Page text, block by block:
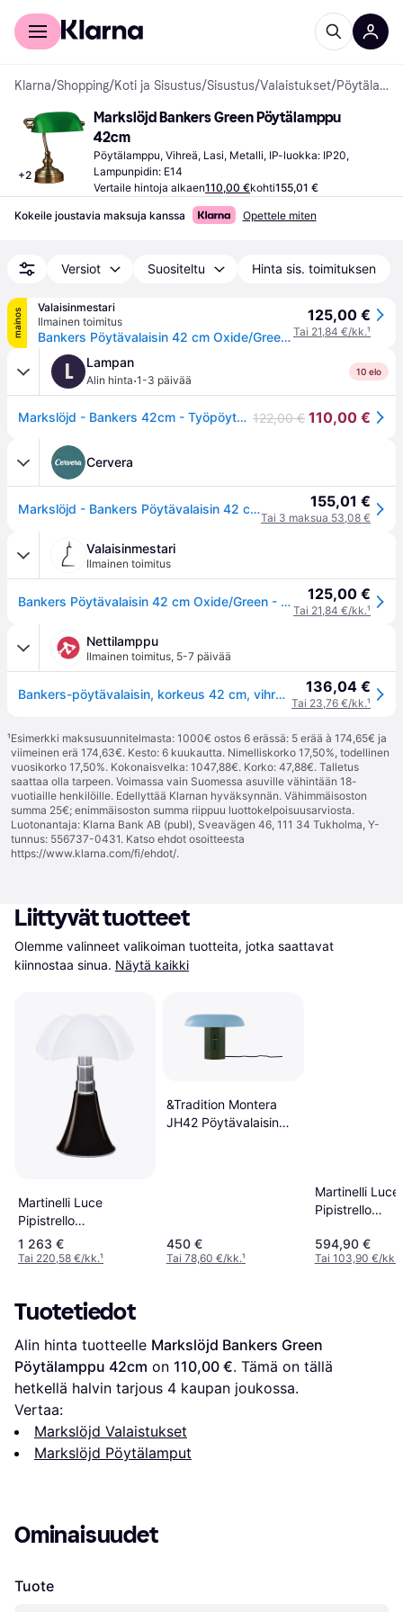
Kuluttajille
Klarna/Shopping/Koti ja Sisustus/Sisustus/Valaistukset/ Pöytälamput
+2
Markslöjd Bankers Green Pöytälamppu
42cm
Pöytälamppu, Vihreä, Lasi, Metalli, IP-luokka: IP20,
Lampunpidin: E14
Vertaile hintoja alkaen110,00 €kohti155,01 €
Kokeile joustavia maksuja kanssa Opettele miten
Versiot Suositeltu Hinta sis. toimituksen
mainos
Valaisinmestari
Ilmainen toimitus
Bankers Pöytävalaisin 42 cm Oxide/Green - Markslöjd - Olohuone - Antiikki - Metalli - Yksilamppuinen
125,00 €
Tai 21,84 €/kk.¹
L Lampan
Alin hinta·1-3 päivää
10 elo
Markslöjd - Bankers 42cm - Työpöytävalaisin 122,00 € 110,00 €
Cervera
Markslöjd - Bankers Pöytävalaisin 42 cm Vihreä 155,01 €
Tai 3 maksua 53,08 €
Valaisinmestari
Ilmainen toimitus
Bankers Pöytävalaisin 42 cm Oxide/Green - Markslöjd - Olohuone - Antiikki - Metalli - Yksilamppuinen 125,00 €
Tai 21,84 €/kk.¹
Nettilamppu
Ilmainen toimitus, 5-7 päivää
Bankers-pöytävalaisin, korkeus 42 cm, vihreä - antiikkimessinki, vihreä 136,04 €
Tai 23,76 €/kk.¹
¹Esimerkki maksusuunnitelmasta: 1000€ ostos 6 erässä: 5 erää à 174,65€ ja
viimeinen erä 174,63€. Kesto: 6 kuukautta. Nimelliskorko 17,50%, todellinen
vuosikorko 17,50%. Kokonaisvelka: 1047,88€. Korko: 47,88€. Talletus
saattaa olla tarpeen. Voimassa vain Suomessa asuville vähintään 18-
vuotiaille henkilöille. Edellyttää Klarnan hyväksynnän. Vähimmäisoston
summa 25€; enimmäisoston summa riippuu luottokelpoisuusarviosta.
Luotonantaja: Klarna Bank AB (publ), Sveavägen 46, 111 34 Tukholma, Y-
tunnus: 556737-0431. Katso ehdot osoitteesta
https://www.klarna.com/fi/ehdot/.
Liittyvät tuotteet
Olemme valinneet valikoiman tuotteita, jotka saattavat
kiinnostaa sinua. Näytä kaikki
Martinelli Luce
Pipistrello
Pöytälamppu 62cm
1 263 €
Tai 220,58 €/kk.¹
&Tradition Montera
JH42 Pöytävalaisin
450 €
Tai 78,60 €/kk.¹
Martinelli Luce
Pipistrello
594,90 €
Tai 103,90 €/kk.
Tuotetiedot
Alin hinta tuotteelle Markslöjd Bankers Green
Pöytälamppu 42cm on 110,00 €. Tämä on tällä
hetkellä halvin tarjous 4 kaupan joukossa.
Vertaa:
Markslöjd Valaistukset
Markslöjd Pöytälamput
Ominaisuudet
Tuote